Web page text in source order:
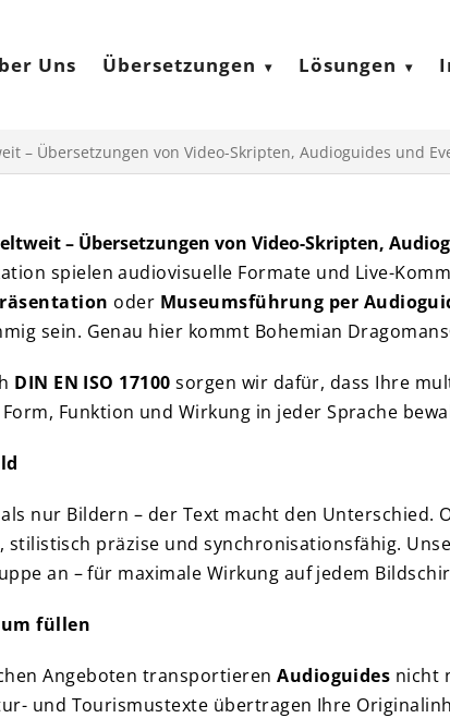
Uns Übersetzungen Lösungen
– Übersetzungen von Video-Skripten, Audioguides und
– Übersetzungen von Video-Skripten,
spielen audiovisuelle Formate und Live-
oder Museumsführung per
sein. Genau hier kommt Bohemian
DIN EN ISO 17100 sorgen wir dafür, dass Ihre
Funktion und Wirkung in jeder Sprache
nur Bildern – der Text macht den
präzise und synchronisationsfähig.
an – für maximale Wirkung auf jedem
füllen
Angeboten transportierenAudioguides nicht
und Tourismustexte übertragen Ihre